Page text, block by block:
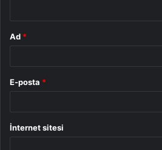
Ad *
E-posta *
İnternet sitesi